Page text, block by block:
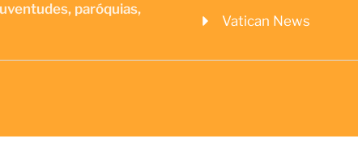
paróquias,
Vatican News